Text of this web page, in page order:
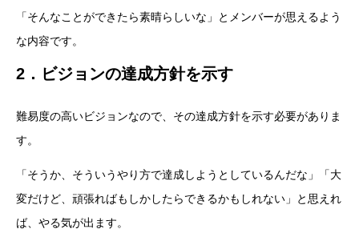
「そんなことができたら素晴らしいな」とメンバーが思えるよう
な内容です。
2．ビジョンの達成方針を示す
難易度の高いビジョンなので、その達成方針を示す必要がありま
す。
「そうか、そういうやり方で達成しようとしているんだな」「大
変だけど、頑張ればもしかしたらできるかもしれない」と思えれ
ば、やる気が出ます。